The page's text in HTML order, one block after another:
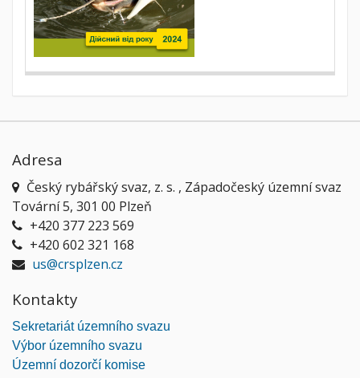
Adresa
Český rybářský svaz, z. s. , Západočeský územní svaz
Tovární 5, 301 00 Plzeň
+420 377 223 569
+420 602 321 168
us@crsplzen.cz
Kontakty
Sekretariát územního svazu
Výbor územního svazu
Územní dozorčí komise